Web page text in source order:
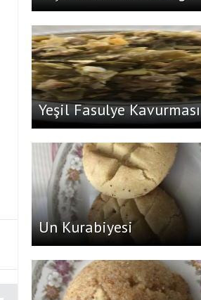
Yeşil Fasulye Kavurması
Un Kurabiyesi